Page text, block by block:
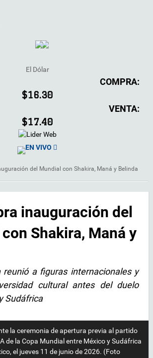
El Dólar
COMPRA:
$16.30
VENTA:
$17.40
EN VIVO
del Mundial con Shakira, Maná y Belinda
inauguración del
Shakira, Maná y
reunió a figuras internacionales y
cultural antes del duelo
Sudáfrica
la ceremonia de apertura previa al partido
de la Copa Mundial entre México y Sudáfrica
el jueves 11 de junio de 2026. (Foto